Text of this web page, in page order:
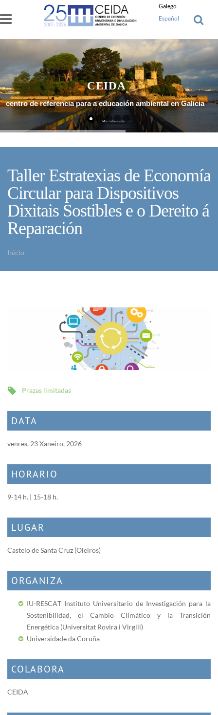
Ir o contido principal
Galego
Español
centro de referencia para a educación ambiental en Galicia
Máis Información
CEIDA
Taller Estratexias de Economía
Circular para Dispositivos
Dixitais Sostibles e o Dereito á
Reparación
Inicio
Prazas limitadas
DATA
venres, 23 Xaneiro, 2026
HORARIO
9-14 h. | 15-18 h.
LUGAR
Castelo de Santa Cruz (Oleiros)
ORGANIZA
IU-RESCAT Instituto Universitario de Investigación para la
Sostenibilidad, el Cambio Climático y la Transición
Energética (Universitat Rovira i Virgili)
Universidade da Coruña
COLABORA
CEIDA